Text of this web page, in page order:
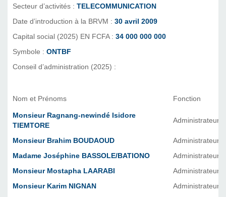
Secteur d’activités : TELECOMMUNICATION
Date d’introduction à la BRVM : 30 avril 2009
Capital social (2025) EN FCFA : 34 000 000 000
Symbole : ONTBF
Conseil d’administration (2025) :
Nom et Prénoms Fonction
Monsieur Ragnang-newindé Isidore
TIEMTORE
Administrateur
Monsieur Brahim BOUDAOUD
Administrateur
Madame Joséphine BASSOLE/BATIONO
Administrateur
Monsieur Mostapha LAARABI
Administrateur
Monsieur Karim NIGNAN
Administrateur